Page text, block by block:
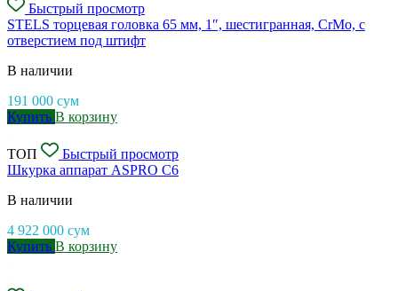
Быстрый просмотр
STELS торцевая головка 65 мм, 1″, шестигранная, CrMo, с
отверстием под штифт
В наличии
191 000 сум
Купить В корзину
ТОП
Быстрый просмотр
Шкурка аппарат ASPRO C6
В наличии
4 922 000 сум
Купить В корзину